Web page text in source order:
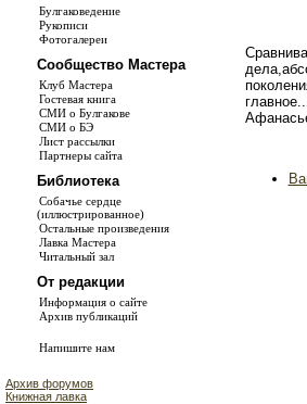
Булгаковедение
Рукописи
Фотогалереи
Сообщество Мастера
Клуб Мастера
Гостевая книга
СМИ о Булгакове
СМИ о БЭ
Лист рассылки
Партнеры сайта
Библиотека
Собачье сердце
(иллюстрированное)
Остальные произведения
Лавка Мастера
Читальный зал
От редакции
Информация о сайте
Архив публикаций
Напишите нам
Архив форумов
Книжная лавка